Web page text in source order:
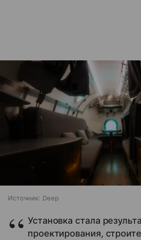
Источник: Deep
Установка стала
проектирования,